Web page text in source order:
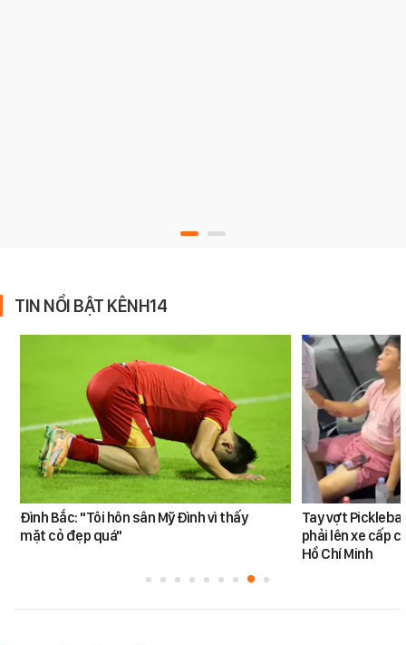
TIN NỔI BẬT KÊNH14
Đình Bắc: "Tôi hôn sân Mỹ Đình vì thấy
mặt cỏ đẹp quá"
Tay vợt
phải lên xe cấp
Hồ Chí Minh